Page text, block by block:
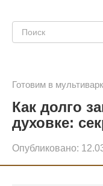
Поиск:
Готовим в
Как долго
духовке:
Опубликовано: